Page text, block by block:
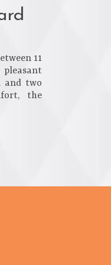
11
pleasant
and two
the